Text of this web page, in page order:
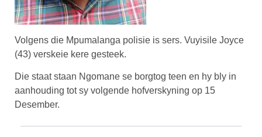
Volgens die Mpumalanga polisie is sers. Vuyisile Joyce
(43) verskeie kere gesteek.
Die staat staan Ngomane se borgtog teen en hy bly in
aanhouding tot sy volgende hofverskyning op 15
Desember.